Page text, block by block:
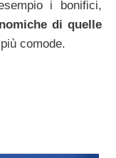
i bonifici,
di quelle
comode.